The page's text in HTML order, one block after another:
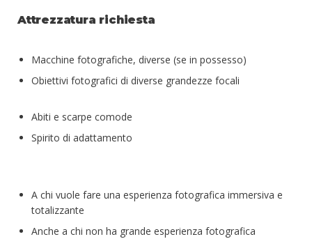
Attrezzatura richiesta
Macchine fotografiche, diverse (se in possesso)
Obiettivi fotografici di diverse grandezze focali
Abiti e scarpe comode
Spirito di adattamento
A chi vuole fare una esperienza fotografica immersiva e
totalizzante
Anche a chi non ha grande esperienza fotografica